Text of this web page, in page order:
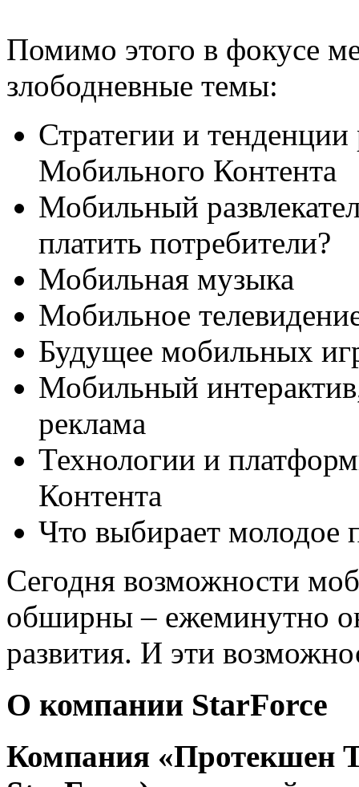
Помимо этого в фокусе
злободневные темы:
Стратегии и
Мобильного Контента
Мобильный
платить потребители?
Мобильная музыка
Мобильное
Будущее мобильных
Мобильный
реклама
Технологии и
Контента
Что выбирает молодое
Сегодня возможности
обширны – ежеминутно
развития. И эти
О компании StarForce
Компания «Протекшен